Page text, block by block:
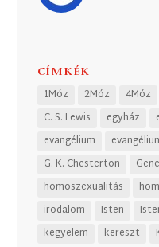
CÍMKÉK
1Móz 2Móz 4Móz
C. S. Lewis
egyház
evangélium
G. K. Chesterton
homoszexualitás
irodalom
Isten
kegyelem
kereszt